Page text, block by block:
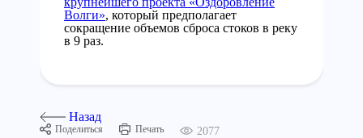
Волги», который предполагает
сокращение объемов сброса стоков в реку
в 9 раз.
Назад
Поделиться Печать 2077